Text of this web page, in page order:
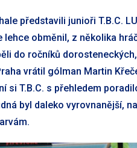
představili junioři T.B.C.
obměnil, z několika
do ročníků
vrátil gólman Martin
si T.B.C. s přehledem
byl daleko vyrovnanější,